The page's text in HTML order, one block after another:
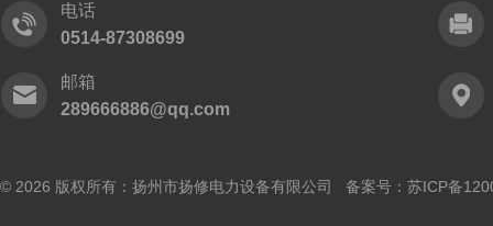
电话
0514-87308699
邮箱
289666886@qq.com
© 2026 版权所有：扬州市扬修电力设备有限公司 备案号： 苏ICP备